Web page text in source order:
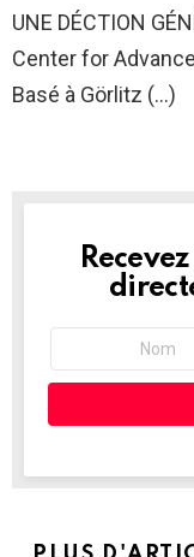
UNE DÉCTION
Center for
Basé à Görlitz (…)